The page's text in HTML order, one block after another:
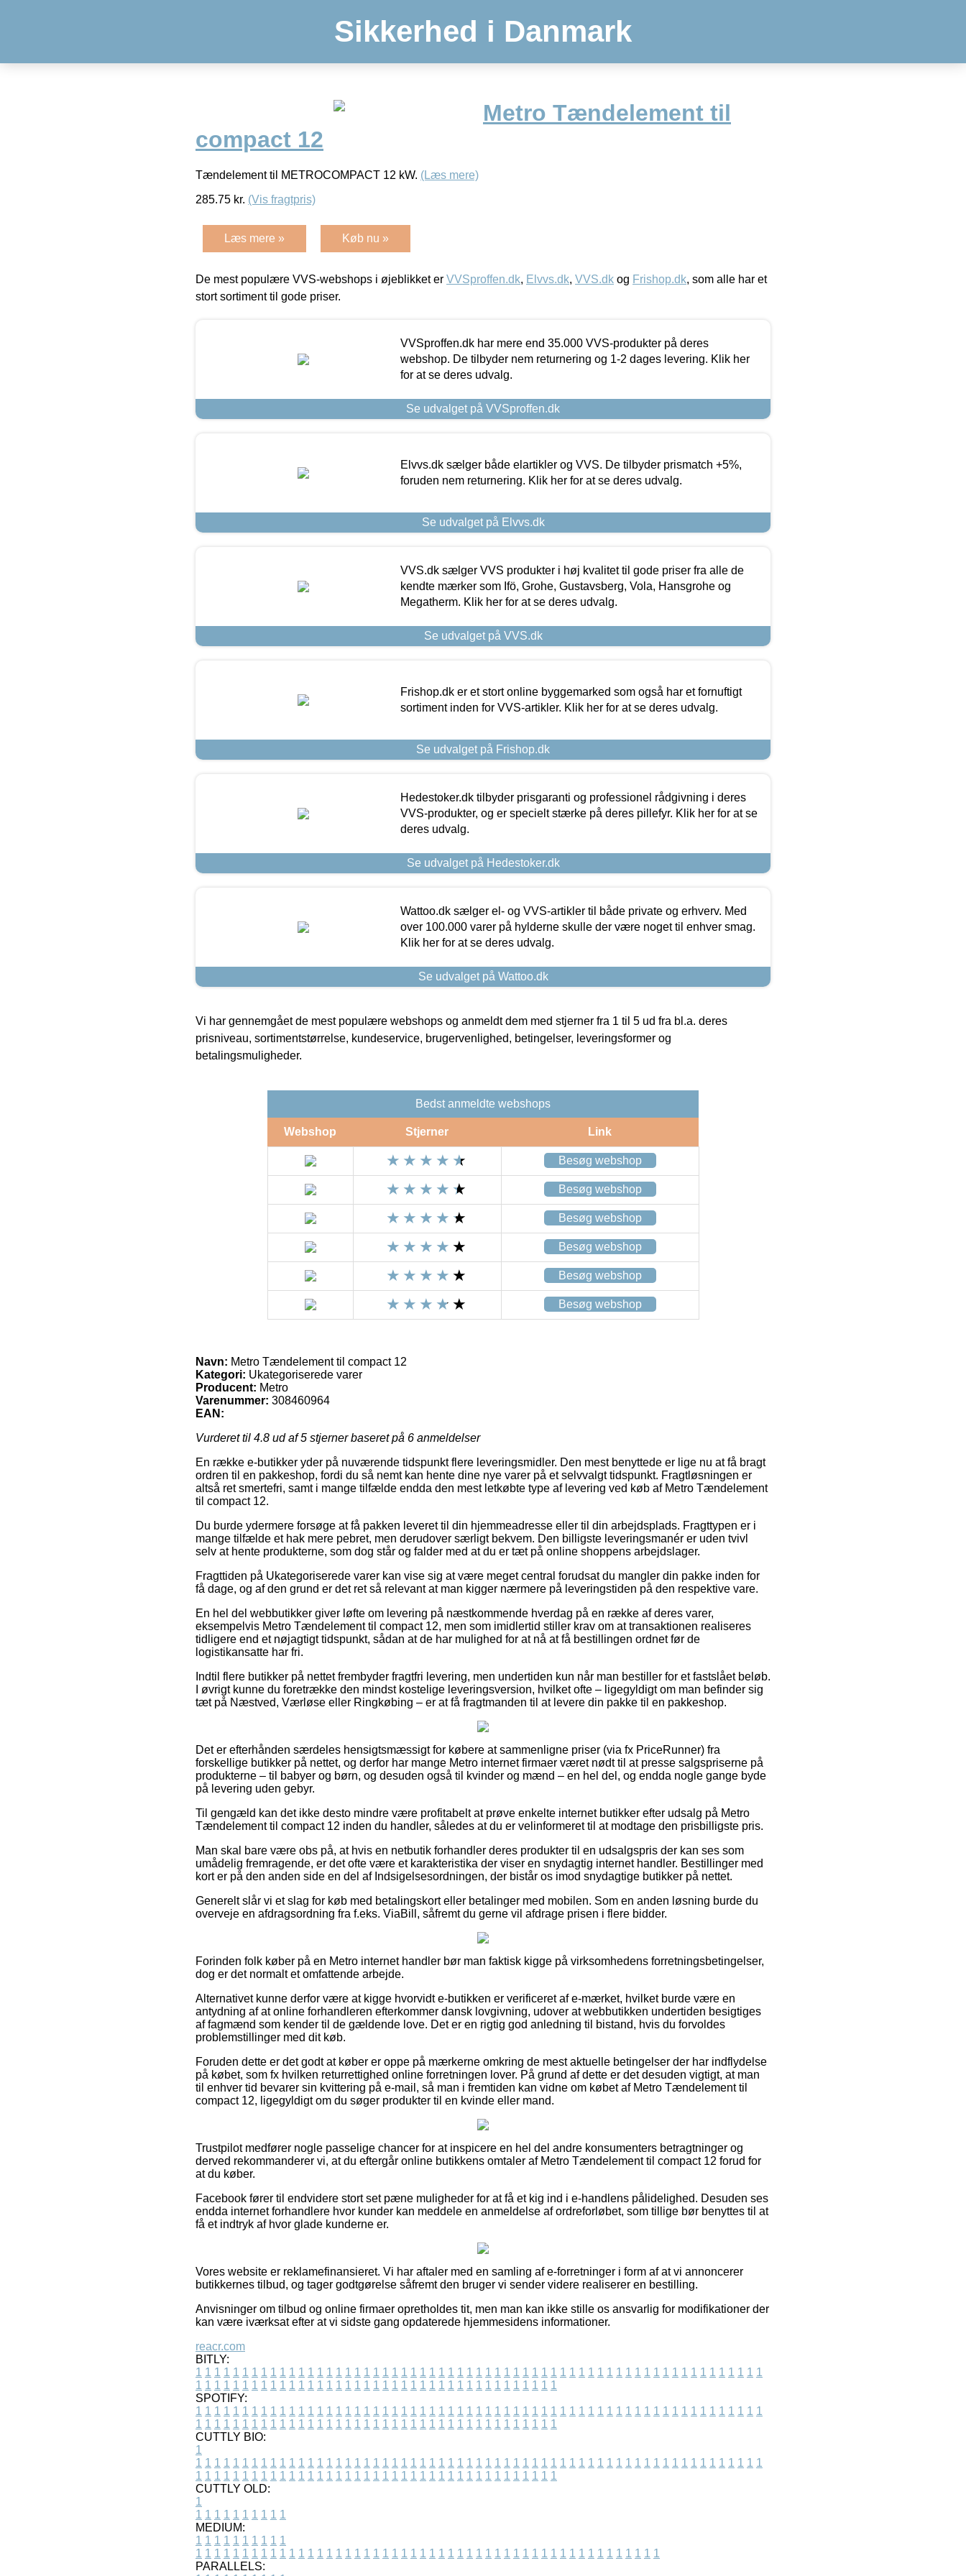
Sikkerhed i Danmark
Metro Tændelement til
compact 12
Tændelement til METROCOMPACT 12 kW. (Læs mere)
285.75 kr. (Vis fragtpris)
Læs mere » Køb nu »
De mest populære VVS-webshops i øjeblikket er VVSproffen.dk, Elvvs.dk, VVS.dk og Frishop.dk, som alle har et
stort sortiment til gode priser.
VVSproffen.dk har mere end 35.000 VVS-produkter på deres
webshop. De tilbyder nem returnering og 1-2 dages levering. Klik her
for at se deres udvalg.
Se udvalget på VVSproffen.dk
Elvvs.dk sælger både elartikler og VVS. De tilbyder prismatch +5%,
foruden nem returnering. Klik her for at se deres udvalg.
Se udvalget på Elvvs.dk
VVS.dk sælger VVS produkter i høj kvalitet til gode priser fra alle de
kendte mærker som Ifö, Grohe, Gustavsberg, Vola, Hansgrohe og
Megatherm. Klik her for at se deres udvalg.
Se udvalget på VVS.dk
Frishop.dk er et stort online byggemarked som også har et fornuftigt
sortiment inden for VVS-artikler. Klik her for at se deres udvalg.
Se udvalget på Frishop.dk
Hedestoker.dk tilbyder prisgaranti og professionel rådgivning i deres
VVS-produkter, og er specielt stærke på deres pillefyr. Klik her for at se
deres udvalg.
Se udvalget på Hedestoker.dk
Wattoo.dk sælger el- og VVS-artikler til både private og erhverv. Med
over 100.000 varer på hylderne skulle der være noget til enhver smag.
Klik her for at se deres udvalg.
Se udvalget på Wattoo.dk
Vi har gennemgået de mest populære webshops og anmeldt dem med stjerner fra 1 til 5 ud fra bl.a. deres
prisniveau, sortimentstørrelse, kundeservice, brugervenlighed, betingelser, leveringsformer og
betalingsmuligheder.
Bedst anmeldte webshops
Webshop Stjerner Link
Besøg webshop
Besøg webshop
Besøg webshop
Besøg webshop
Besøg webshop
Besøg webshop
Navn: Metro Tændelement til compact 12
Kategori: Ukategoriserede varer
Producent: Metro
Varenummer: 308460964
EAN:
Vurderet til 4.8 ud af 5 stjerner baseret på 6 anmeldelser
En række e-butikker yder på nuværende tidspunkt flere leveringsmidler. Den mest benyttede er lige nu at få bragt
ordren til en pakkeshop, fordi du så nemt kan hente dine nye varer på et selvvalgt tidspunkt. Fragtløsningen er
altså ret smertefri, samt i mange tilfælde endda den mest letkøbte type af levering ved køb af Metro Tændelement
til compact 12.
Du burde ydermere forsøge at få pakken leveret til din hjemmeadresse eller til din arbejdsplads. Fragttypen er i
mange tilfælde et hak mere pebret, men derudover særligt bekvem. Den billigste leveringsmanér er uden tvivl
selv at hente produkterne, som dog står og falder med at du er tæt på online shoppens arbejdslager.
Fragttiden på Ukategoriserede varer kan vise sig at være meget central forudsat du mangler din pakke inden for
få dage, og af den grund er det ret så relevant at man kigger nærmere på leveringstiden på den respektive vare.
En hel del webbutikker giver løfte om levering på næstkommende hverdag på en række af deres varer,
eksempelvis Metro Tændelement til compact 12, men som imidlertid stiller krav om at transaktionen realiseres
tidligere end et nøjagtigt tidspunkt, sådan at de har mulighed for at nå at få bestillingen ordnet før de
logistikansatte har fri.
Indtil flere butikker på nettet frembyder fragtfri levering, men undertiden kun når man bestiller for et fastslået beløb.
I øvrigt kunne du foretrække den mindst kostelige leveringsversion, hvilket ofte – ligegyldigt om man befinder sig
tæt på Næstved, Værløse eller Ringkøbing – er at få fragtmanden til at levere din pakke til en pakkeshop.
Det er efterhånden særdeles hensigtsmæssigt for købere at sammenligne priser (via fx PriceRunner) fra
forskellige butikker på nettet, og derfor har mange Metro internet firmaer været nødt til at presse salgspriserne på
produkterne – til babyer og børn, og desuden også til kvinder og mænd – en hel del, og endda nogle gange byde
på levering uden gebyr.
Til gengæld kan det ikke desto mindre være profitabelt at prøve enkelte internet butikker efter udsalg på Metro
Tændelement til compact 12 inden du handler, således at du er velinformeret til at modtage den prisbilligste pris.
Man skal bare være obs på, at hvis en netbutik forhandler deres produkter til en udsalgspris der kan ses som
umådelig fremragende, er det ofte være et karakteristika der viser en snydagtig internet handler. Bestillinger med
kort er på den anden side en del af Indsigelsesordningen, der bistår os imod snydagtige butikker på nettet.
Generelt slår vi et slag for køb med betalingskort eller betalinger med mobilen. Som en anden løsning burde du
overveje en afdragsordning fra f.eks. ViaBill, såfremt du gerne vil afdrage prisen i flere bidder.
Forinden folk køber på en Metro internet handler bør man faktisk kigge på virksomhedens forretningsbetingelser,
dog er det normalt et omfattende arbejde.
Alternativet kunne derfor være at kigge hvorvidt e-butikken er verificeret af e-mærket, hvilket burde være en
antydning af at online forhandleren efterkommer dansk lovgivning, udover at webbutikken undertiden besigtiges
af fagmænd som kender til de gældende love. Det er en rigtig god anledning til bistand, hvis du forvoldes
problemstillinger med dit køb.
Foruden dette er det godt at køber er oppe på mærkerne omkring de mest aktuelle betingelser der har indflydelse
på købet, som fx hvilken returrettighed online forretningen lover. På grund af dette er det desuden vigtigt, at man
til enhver tid bevarer sin kvittering på e-mail, så man i fremtiden kan vidne om købet af Metro Tændelement til
compact 12, ligegyldigt om du søger produkter til en kvinde eller mand.
Trustpilot medfører nogle passelige chancer for at inspicere en hel del andre konsumenters betragtninger og
derved rekommanderer vi, at du eftergår online butikkens omtaler af Metro Tændelement til compact 12 forud for
at du køber.
Facebook fører til endvidere stort set pæne muligheder for at få et kig ind i e-handlens pålidelighed. Desuden ses
endda internet forhandlere hvor kunder kan meddele en anmeldelse af ordreforløbet, som tillige bør benyttes til at
få et indtryk af hvor glade kunderne er.
Vores website er reklamefinansieret. Vi har aftaler med en samling af e-forretninger i form af at vi annoncerer
butikkernes tilbud, og tager godtgørelse såfremt den bruger vi sender videre realiserer en bestilling.
Anvisninger om tilbud og online firmaer opretholdes tit, men man kan ikke stille os ansvarlig for modifikationer der
kan være iværksat efter at vi sidste gang opdaterede hjemmesidens informationer.
reacr.com
BITLY:
1 1 1 1 1 1 1 1 1 1 1 1 1 1 1 1 1 1 1 1 1 1 1 1 1 1 1 1 1 1 1 1 1 1 1 1 1 1 1 1 1 1 1 1 1 1 1 1 1 1 1 1 1 1 1 1 1 1 1 1 1
1 1 1 1 1 1 1 1 1 1 1 1 1 1 1 1 1 1 1 1 1 1 1 1 1 1 1 1 1 1 1 1 1 1 1 1 1 1 1
SPOTIFY:
1 1 1 1 1 1 1 1 1 1 1 1 1 1 1 1 1 1 1 1 1 1 1 1 1 1 1 1 1 1 1 1 1 1 1 1 1 1 1 1 1 1 1 1 1 1 1 1 1 1 1 1 1 1 1 1 1 1 1 1 1
1 1 1 1 1 1 1 1 1 1 1 1 1 1 1 1 1 1 1 1 1 1 1 1 1 1 1 1 1 1 1 1 1 1 1 1 1 1 1
CUTTLY BIO:
1
1 1 1 1 1 1 1 1 1 1 1 1 1 1 1 1 1 1 1 1 1 1 1 1 1 1 1 1 1 1 1 1 1 1 1 1 1 1 1 1 1 1 1 1 1 1 1 1 1 1 1 1 1 1 1 1 1 1 1 1 1
1 1 1 1 1 1 1 1 1 1 1 1 1 1 1 1 1 1 1 1 1 1 1 1 1 1 1 1 1 1 1 1 1 1 1 1 1 1 1
CUTTLY OLD:
1
1 1 1 1 1 1 1 1 1 1
MEDIUM:
1 1 1 1 1 1 1 1 1 1
1 1 1 1 1 1 1 1 1 1 1 1 1 1 1 1 1 1 1 1 1 1 1 1 1 1 1 1 1 1 1 1 1 1 1 1 1 1 1 1 1 1 1 1 1 1 1 1 1 1
PARALLELS: